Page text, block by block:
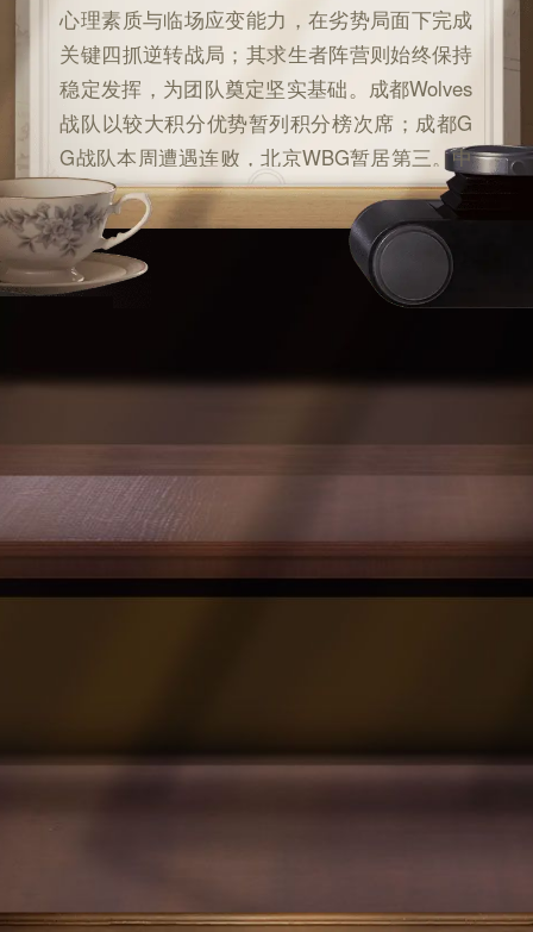
心理素质与临场应变能力，在劣势局面下完成
关键四抓逆转战局；其求生者阵营则始终保持
稳定发挥，为团队奠定坚实基础。成都Wolves
战队以较大积分优势暂列积分榜次席；成都G
G战队本周遭遇连败，北京WBG暂居第三。中
游战队积分吃紧竞争激烈。DOU5战队本周连
续战胜北京WBG与MRC两支上游战队，排名
跃升至第八位，季后赛门票争夺形势出现新变
数。当前积分排名情况如图所示：
G_N1e邦邦在大船迅速给到火灾调查员一刀并
满，成功博弈恐惧震慑阻拦病患救援并将其挂